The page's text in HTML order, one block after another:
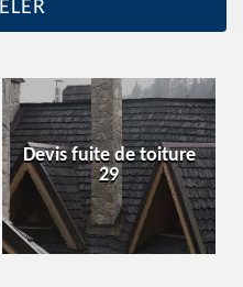
Devis fuite de toiture
29